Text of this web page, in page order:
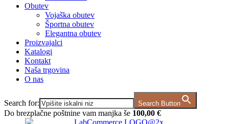
Obutev
Vojaška obutev
Športna obutev
Elegantna obutev
Proizvajalci
Katalogi
Kontakt
Naša trgovina
O nas
Search for: Search Button
Do brezplačne poštnine vam manjka še 100,00 €